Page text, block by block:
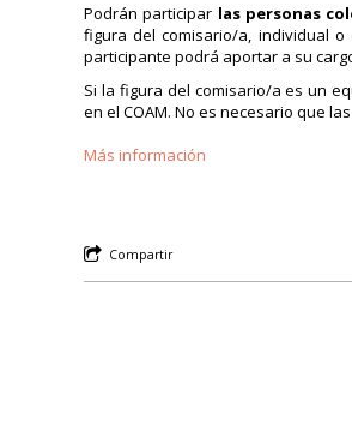
Podrán participar las personas
figura del comisario/a, individual
participante podrá aportar a su
Si la figura del comisario/a es un
en el COAM. No es necesario que
Más información
Compartir